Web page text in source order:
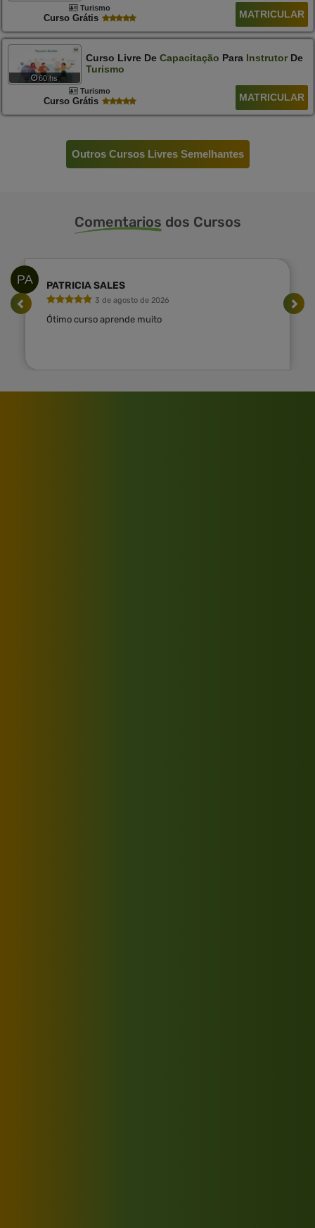
Turismo
Curso Grátis MATRICULAR
60 hs
Curso Livre De Capacitação Para InstrutorDe
Turismo
Turismo
Curso Grátis MATRICULAR
Outros Cursos Livres Semelhantes
Comentarios dos Cursos
PA PATRICIA SALES
3 de agosto de 2026
Ótimo curso aprende muito